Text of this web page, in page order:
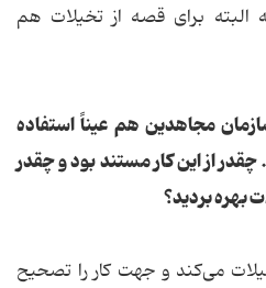
البته برای قصه از تخیلات هم
مجاهدین هم عیناً استفاده
از این کار مستند بود و چقدر
بهره بردید؟
می‌کند و جهت کار را تصحیح